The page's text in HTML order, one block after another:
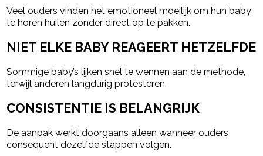
Veel ouders vinden het emotioneel moeilijk om hun baby
te horen huilen zonder direct op te pakken.
NIET ELKE BABY REAGEERT HETZELFDE
Sommige baby’s lijken snel te wennen aan de methode,
terwijl anderen langdurig protesteren.
CONSISTENTIE IS BELANGRIJK
De aanpak werkt doorgaans alleen wanneer ouders
consequent dezelfde stappen volgen.